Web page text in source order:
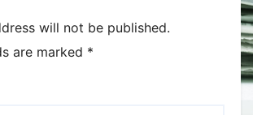
will not be published.
are marked *